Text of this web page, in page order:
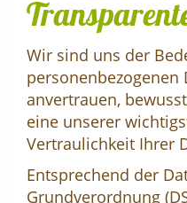
Wir sind uns der
personenbezogenen
anvertrauen,
eine unserer
Vertraulichkeit Ihrer
Entsprechend der
Grundverordnung